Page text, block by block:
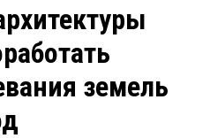
Рейтинги
Блоги
Архив земель